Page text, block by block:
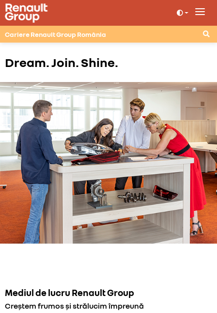
Cariere Renault Group România
Dream. Join. Shine.
Mediul de lucru Renault Group
Creștem frumos și strălucim împreună